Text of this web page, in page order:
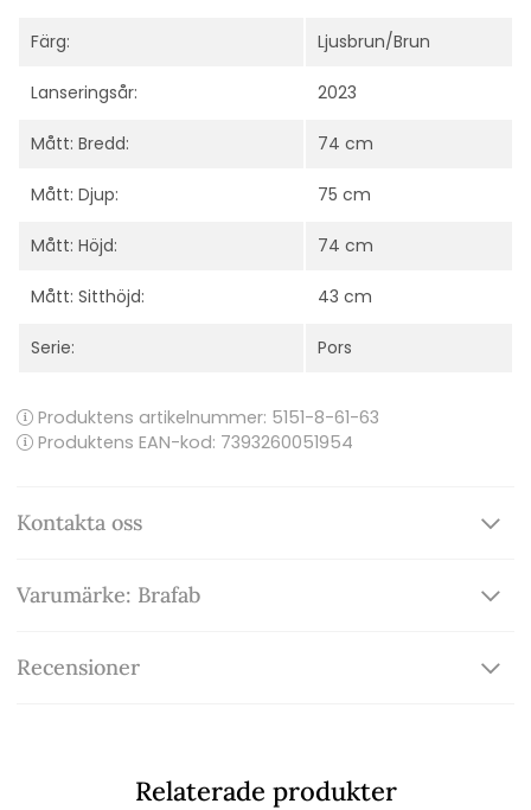
Färg: Ljusbrun/Brun
Lanseringsår: 2023
Mått: Bredd: 74 cm
Mått: Djup: 75 cm
Mått: Höjd: 74 cm
Mått: Sitthöjd: 43 cm
Serie: Pors
Produktens artikelnummer: 5151-8-61-63
Produktens EAN-kod: 7393260051954
Kontakta oss
Varumärke: Brafab
Recensioner
Relaterade produkter